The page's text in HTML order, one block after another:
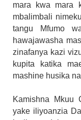
mara kwa mara
mbalimbali
tangu Mfumo
hawajawasha
zinafanya kazi
kupita katika
mashine husika
Kamishna Mkuu
yake iliyoanzia